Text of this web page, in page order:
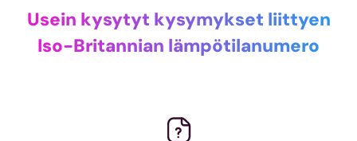
Usein kysytyt kysymykset liittyen
Iso-Britannian lämpötilanumero